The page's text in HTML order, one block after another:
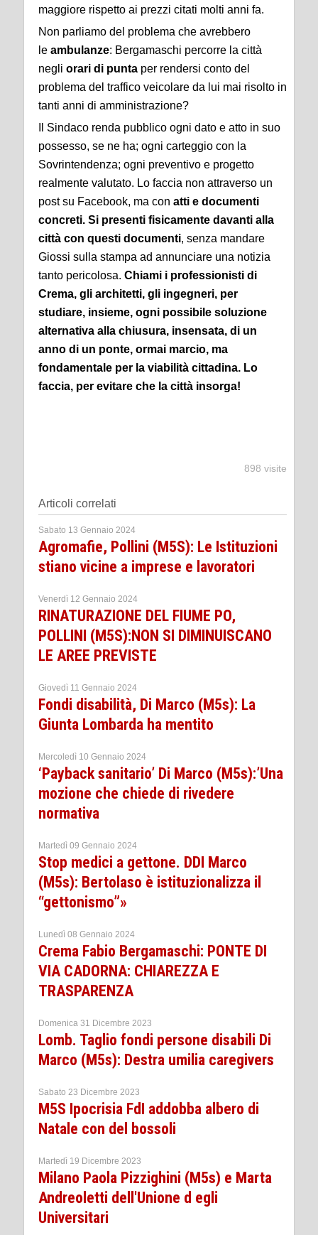
maggiore rispetto ai prezzi citati molti anni fa.
Non parliamo del problema che avrebbero
le ambulanze: Bergamaschi percorre la città
negli orari di punta per rendersi conto del
problema del traffico veicolare da lui mai risolto in
tanti anni di amministrazione?
Il Sindaco renda pubblico ogni dato e atto in suo
possesso, se ne ha; ogni carteggio con la
Sovrintendenza; ogni preventivo e progetto
realmente valutato. Lo faccia non attraverso un
post su Facebook, ma con atti e documenti
concreti. Si presenti fisicamente davanti alla
città con questi documenti, senza mandare
Giossi sulla stampa ad annunciare una notizia
tanto pericolosa. Chiami i professionisti di
Crema, gli architetti, gli ingegneri, per
studiare, insieme, ogni possibile soluzione
alternativa alla chiusura, insensata, di un
anno di un ponte, ormai marcio, ma
fondamentale per la viabilità cittadina. Lo
faccia, per evitare che la città insorga!
898 visite
Articoli correlati
Sabato 13 Gennaio 2024
Agromafie, Pollini (M5S): Le Istituzioni
stiano vicine a imprese e lavoratori
Venerdì 12 Gennaio 2024
RINATURAZIONE DEL FIUME PO,
POLLINI (M5S):NON SI DIMINUISCANO
LE AREE PREVISTE
Giovedì 11 Gennaio 2024
Fondi disabilità, Di Marco (M5s): La
Giunta Lombarda ha mentito
Mercoledì 10 Gennaio 2024
‘Payback sanitario’ Di Marco (M5s):’Una
mozione che chiede di rivedere
normativa
Martedì 09 Gennaio 2024
Stop medici a gettone. DDI Marco
(M5s): Bertolaso è istituzionalizza il
“gettonismo”»
Lunedì 08 Gennaio 2024
Crema Fabio Bergamaschi: PONTE DI
VIA CADORNA: CHIAREZZA E
TRASPARENZA
Domenica 31 Dicembre 2023
Lomb. Taglio fondi persone disabili Di
Marco (M5s): Destra umilia caregivers
Sabato 23 Dicembre 2023
M5S Ipocrisia FdI addobba albero di
Natale con del bossoli
Martedì 19 Dicembre 2023
Milano Paola Pizzighini (M5s) e Marta
Andreoletti dell'Unione d egli
Universitari